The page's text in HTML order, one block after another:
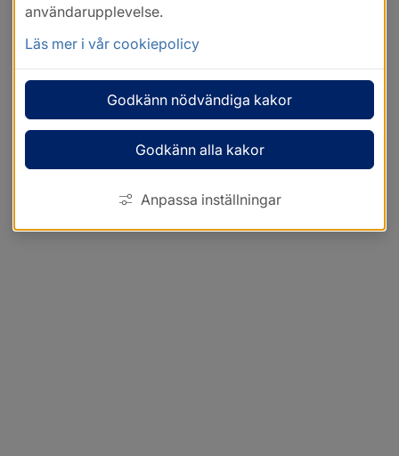
användarupplevelse.
Läs mer i vår cookiepolicy
Godkänn nödvändiga kakor
Godkänn alla kakor
Anpassa inställningar